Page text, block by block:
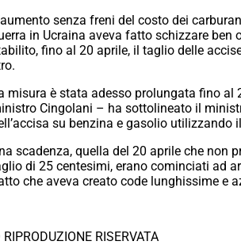
senza freni del costo dei
in Ucraina aveva fatto schizzare ben
fino al 20 aprile, il taglio delle
misura è stata adesso prolungata fino al
Cingolani – ha sottolineato il
su benzina e gasolio utilizzando
scadenza, quella del 20 aprile che non
di 25 centesimi, erano cominciati ad
che aveva creato code lunghissime e
RISERVATA